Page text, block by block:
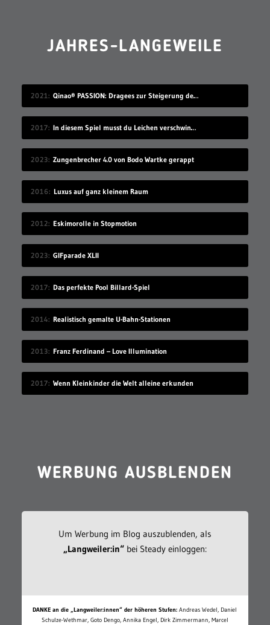
JAHRES-LANGEWEILE
2021 Qinao® PASSION: Dragees zur Steigerung des Lustempfindens (20%-Gutscheincode!)
2017 In diesem Spiel musst du Leichen verschwinden lassen
2023 Zungenbrecher 4.0 von Bodo Wartke gerappt
2016 Luxus auf ganz kleinem Raum
2012 Eskimorolle in Stopmotion
2023 GIFparade XLII
2017 Das perfekte Pool Billard-Spiel
2014 Realistisch gemalte U-Bahn-Stationen
2013 Franz Ferdinand – Love Illumination
2017 Wenn Kleinkinder die Welt alleine erkunden
WERBUNG AUSBLENDEN
Um Werbung im Blog auszublenden, als
„Langweiler:in“bei Steady einloggen:
DANKE an die „Langweiler:innen“ der höheren Stufen: Andreas Wedel, Daniel
Schulze-Wethmar, Goto Dengo, Annika Engel, Dirk Zimmermann, Marcel